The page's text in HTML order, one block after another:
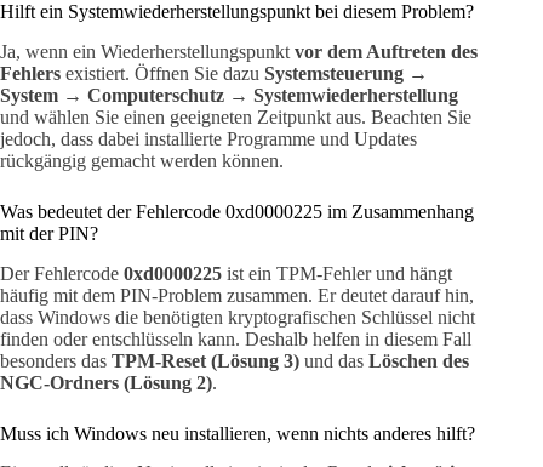
Hilft ein Systemwiederherstellungspunkt bei diesem Problem?
Ja, wenn ein Wiederherstellungspunkt vor dem Auftreten des
Fehlers existiert. Öffnen Sie dazu Systemsteuerung →
System → Computerschutz → Systemwiederherstellung
und wählen Sie einen geeigneten Zeitpunkt aus. Beachten Sie
jedoch, dass dabei installierte Programme und Updates
rückgängig gemacht werden können.
Was bedeutet der Fehlercode 0xd0000225 im Zusammenhang
mit der PIN?
Der Fehlercode 0xd0000225 ist ein TPM-Fehler und hängt
häufig mit dem PIN-Problem zusammen. Er deutet darauf hin,
dass Windows die benötigten kryptografischen Schlüssel nicht
finden oder entschlüsseln kann. Deshalb helfen in diesem Fall
besonders das TPM-Reset (Lösung 3) und das Löschen des
NGC-Ordners (Lösung 2).
Muss ich Windows neu installieren, wenn nichts anderes hilft?